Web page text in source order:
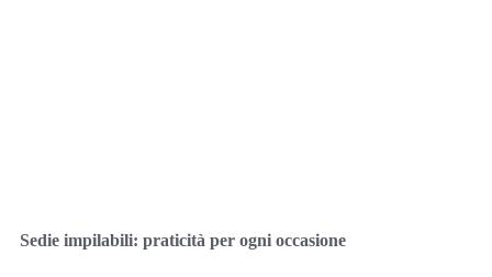
Sedie impilabili: praticità per ogni occasione